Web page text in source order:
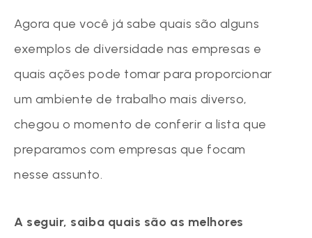
Agora que você já sabe quais são alguns
exemplos de diversidade nas empresas e
quais ações pode tomar para proporcionar
um ambiente de trabalho mais diverso,
chegou o momento de conferir a lista que
preparamos com empresas que focam
nesse assunto.
A seguir, saiba quais são as melhores